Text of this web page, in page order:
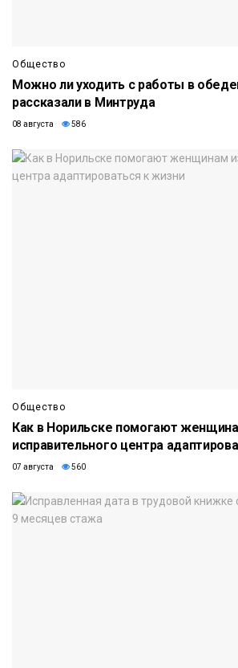
Общество
Можно ли уходить с работы в
рассказали в Минтруда
08 августа 586
Общество
Как в Норильске помогают
исправительного центра
07 августа 560